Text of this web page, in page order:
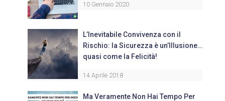
10 Gennaio 2020
L’Inevitabile Convivenza con il
Rischio: la Sicurezza è un’Illusione…
quasi come la Felicità!
14 Aprile 2018
Ma Veramente Non Hai Tempo Per